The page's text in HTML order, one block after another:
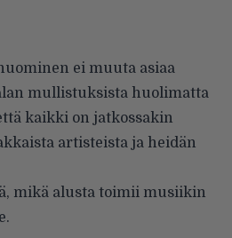
ei muuta asiaa
mullistuksista huolimatta
kaikki on jatkossakin
artisteista ja heidän
mikä alusta toimii musiikin